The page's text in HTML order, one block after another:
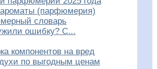
(парфюмерия)
словарь
ошибку? С...
компонентов на вред
по выгодным ценам